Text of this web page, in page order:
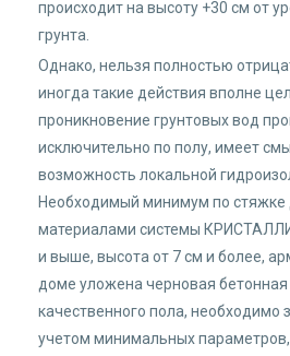
происходит на высоту +30 см от
грунта.
Однако, нельзя полностью
иногда такие действия вполне
проникновение грунтовых вод
исключительно по полу, имеет
возможность локальной
Необходимый минимум по стяжке
материалами системы
и выше, высота от 7 см и более,
доме уложена черновая бетонная
качественного пола, необходимо
учетом минимальных